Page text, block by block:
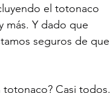
el totonaco
más. Y dado que
seguros de que
Casi todos.